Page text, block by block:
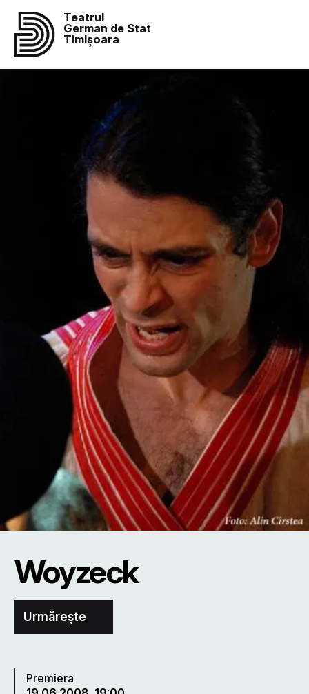
Teatrul
German de Stat
Timișoara
Woyzeck
Urmărește
Premiera